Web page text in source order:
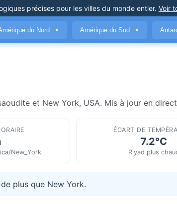
précises pour les villes du monde entier. Voir
du Nord ▼ Amérique du Sud ▼
et New York, USA. Mis à jour en
New_York
ÉCART DE
7.2°C
Riyad plus
plus que New York.